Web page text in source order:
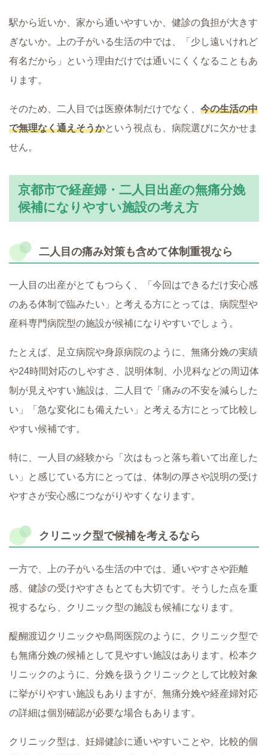
駅から近いか、家から通いやすいか、健診の負担が大きす
ぎないか。上の子がいる生活の中では、「少し遠いけれど
有名だから」という理由だけでは通いにくくなることもあ
ります。
そのため、二人目では医療体制だけでなく、 今の生活の中
で無理なく通えそうかという視点も、病院選びに欠かせま
せん。
京都市で経産婦・二人目出産の無痛分娩
候補になりやすい施設の考え方
二人目の痛み対策も含めて体制重視なら
一人目の出産がとてもつらく、「今回はできるだけ安心感
のある体制で臨みたい」と考える方にとっては、病院型や
産科専門病院型の施設が候補になりやすいでしょう。
たとえば、足立病院や身原病院のように、無痛分娩の実績
や24時間対応のしやすさ、説明体制、小児科などの周辺体
制が見えやすい施設は、二人目で「痛みの不安を減らした
い」「急な変化にも備えたい」と考える方にとって比較し
やすい候補です。
特に、一人目の経験から「次はもっと落ち着いて出産した
い」と感じている方にとっては、体制の厚さや説明の受け
やすさが安心感につながりやすくなります。
クリニック型で候補を考えるなら
一方で、上の子がいる生活の中では、通いやすさや距離
感、健診の受けやすさもとても大切です。そうした点を重
視するなら、クリニック型の施設も候補になります。
醍醐渡辺クリニックや島岡医院のように、クリニック型で
も無痛分娩の候補として見やすい施設はあります。松本ク
リニックのように、分娩を扱うクリニックとして比較対象
に挙がりやすい施設もありますが、無痛分娩や経産婦対応
の詳細は個別確認が必要な場合もあります。
クリニック型は、妊婦健診に通いやすいことや、比較的個